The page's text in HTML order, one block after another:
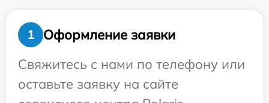
1
Оформление заявки
Свяжитесь с нами по телефону или
оставьте заявку на сайте